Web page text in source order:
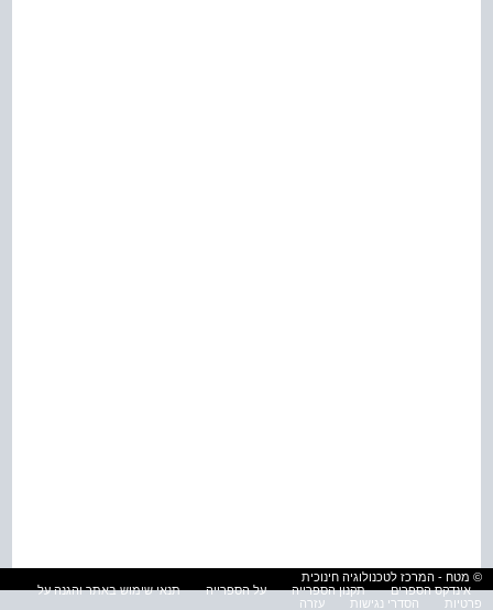
© מטח - המרכז לטכנולוגיה חינוכית
אינדקס הספרים
תקנון הספרייה על הספרייה
תנאי שימוש באתר והגנה על
פרטיות
הסדרי נגישות עזרה